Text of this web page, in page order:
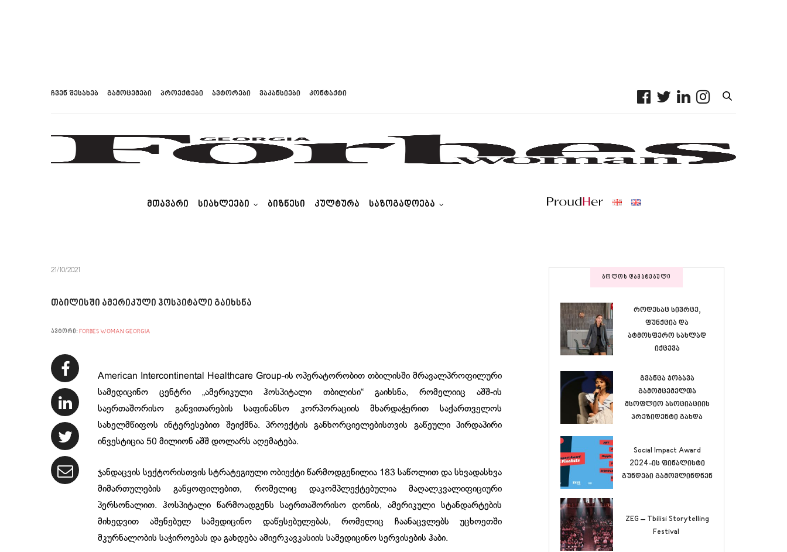
ჩვენ შესახებ გამოცემები პროექტები ავტორები ვაკანსიები კონტაქტი
ᲛᲗᲐᲕᲐᲠᲘ ᲡᲘᲐᲮᲚᲔᲔᲑᲘ ᲑᲘᲖᲜᲔᲡᲘ ᲙᲣᲚᲢᲣᲠᲐ ᲡᲐᲖᲝᲒᲐᲓᲝᲔᲑᲐ
21/10/2021
თბილისში ამერიკული ჰოსპიტალი გაიხსნა
ავტორი: FORBES WOMAN GEORGIA
American Intercontinental Healthcare Group-ის ოპერატორობით თბილისში მრავალპროფილური
სამედიცინო ცენტრი „ამერიკული ჰოსპიტალი თბილისი“ გაიხსნა, რომელიიც აშშ-ის
საერთაშორისო განვითარების საფინანსო კორპორაციის მხარდაჭერით საქართველოს
სახელმწიფოს ინტერესებით შეიქმნა. პროექტის განხორციელებისთვის გაწეული პირდაპირი
ინვესტიცია 50 მილიონ აშშ დოლარს აღემატება.
ჯანდაცვის სექტორისთვის სტრატეგიული ობიექტი წარმოდგენილია 183 საწოლით და სხვადასხვა
მიმართულების განყოფილებით, რომელიც დაკომპლექტებულია მაღალკვალიფიციური
პერსონალით. ჰოსპიტალი წარმოადგენს საერთაშორისო დონის, ამერიკული სტანდარტების
მიხედვით აშენებულ სამედიცინო დაწესებულებას, რომელიც ჩაანაცვლებს უცხოეთში
მკურნალობის საჭიროებას და გახდება ამიერკავკასიის სამედიცინო სერვისების ჰაბი.
ᲑᲝᲚᲝᲡ ᲓᲐᲛᲐᲢᲔᲑᲣᲚᲘ
როდესაც სივრცე,
ფუნქცია და
ატმოსფერო სახლად
იქცევა
გვანცა ჯობავა
გამომცემელთა
მსოფლიო ასოციაციის
პრეზიდენტი გახდა
Social Impact Award
2024-ის ფინალისტი
გუნდები გამოვლინდნენ
ZEG – Tbilisi Storytelling
Festival